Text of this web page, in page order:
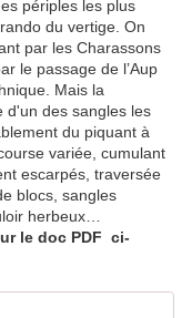
périples les plus
du vertige. On
par les Charassons
le passage de l’Aup
Mais la
d'un des sangles les
du piquant à
variée, cumulant
escarpés, traversée
blocs, sangles
herbeux…
le doc PDF ci-